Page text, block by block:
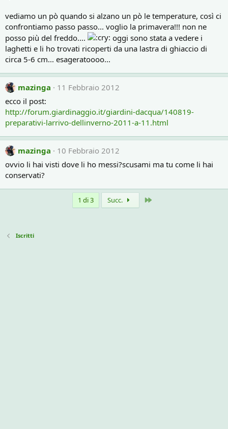
vediamo un pò quando si alzano un pò le temperature, così ci
confrontiamo passo passo... voglio la primavera!!! non ne
posso più del freddo....
oggi sono stata a vedere i
laghetti e li ho trovati ricoperti da una lastra di ghiaccio di
circa 5-6 cm... esageratoooo...
mazinga
11 Febbraio 2012
ecco il post:
http://forum.giardinaggio.it/giardini-dacqua/140819-
preparativi-larrivo-dellinverno-2011-a-11.html
mazinga
10 Febbraio 2012
ovvio li hai visti dove li ho messi?scusami ma tu come li hai
conservati?
1 di 3 Succ.
Iscritti